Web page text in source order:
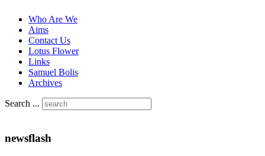
Who Are We
Aims
Contact Us
Lotus Flower
Links
Samuel Bolis
Archives
Search ...
newsflash